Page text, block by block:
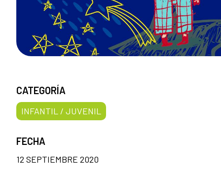
CATEGORÍA
INFANTIL / JUVENIL
FECHA
12 SEPTIEMBRE 2020